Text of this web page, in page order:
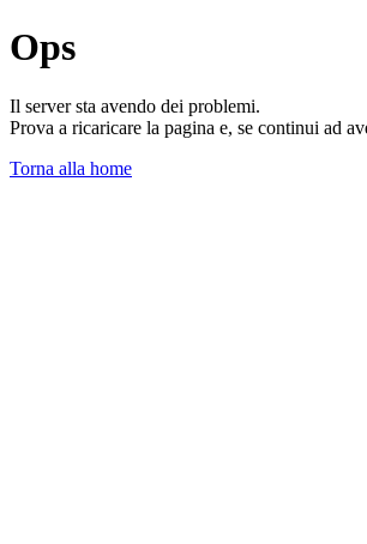
Ops
Il server sta avendo dei problemi.
Prova a ricaricare la pagina e, se continui ad
Torna alla home